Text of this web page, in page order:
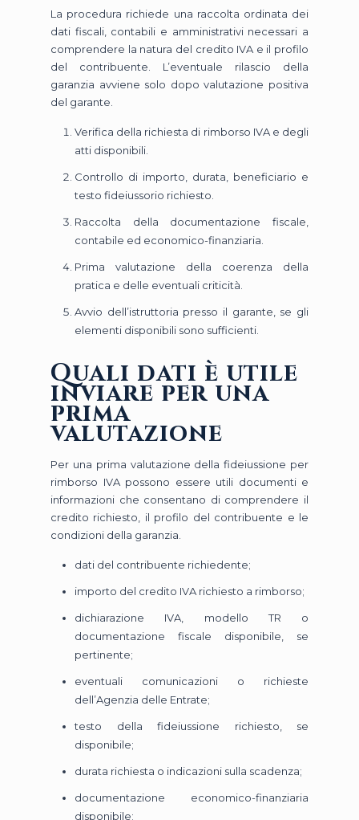
La procedura richiede una raccolta ordinata dei
dati fiscali, contabili e amministrativi necessari a
comprendere la natura del credito IVA e il profilo
del contribuente. L’eventuale rilascio della
garanzia avviene solo dopo valutazione positiva
del garante.
Verifica della richiesta di rimborso IVA e degli
atti disponibili.
Controllo di importo, durata, beneficiario e
testo fideiussorio richiesto.
Raccolta della documentazione fiscale,
contabile ed economico-finanziaria.
Prima valutazione della coerenza della
pratica e delle eventuali criticità.
Avvio dell’istruttoria presso il garante, se gli
elementi disponibili sono sufficienti.
Quali dati è utile
inviare per una
prima
valutazione
Per una prima valutazione della fideiussione per
rimborso IVA possono essere utili documenti e
informazioni che consentano di comprendere il
credito richiesto, il profilo del contribuente e le
condizioni della garanzia.
dati del contribuente richiedente;
importo del credito IVA richiesto a rimborso;
dichiarazione IVA, modello TR o
documentazione fiscale disponibile, se
pertinente;
eventuali comunicazioni o richieste
dell’Agenzia delle Entrate;
testo della fideiussione richiesto, se
disponibile;
durata richiesta o indicazioni sulla scadenza;
documentazione economico-finanziaria
disponibile;